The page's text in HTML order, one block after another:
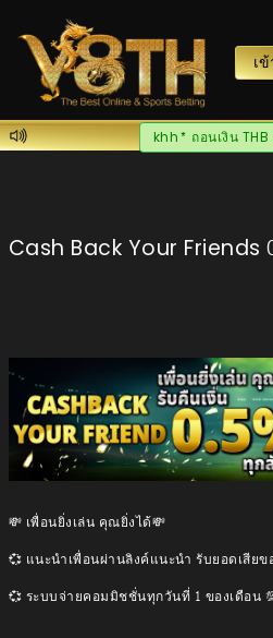
เ
khh* ถอนเงิน THB
Cash Back Your Friends
💸 เพื่อนยิ่งเล่น คุณยิ่งได้💸
💞 แนะนำเพื่อนผ่านลิงค์แนะนำ รับยอดเสีย
💞 ระบบจ่ายคอมมิชชั่นทุกวันที่ 1 ของเดือน